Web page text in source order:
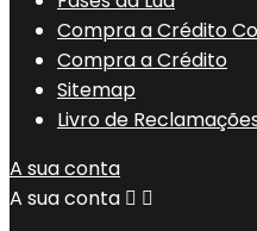
Compra a Crédito
Compra a Crédito
Sitemap
Livro de
A sua conta
A sua conta  